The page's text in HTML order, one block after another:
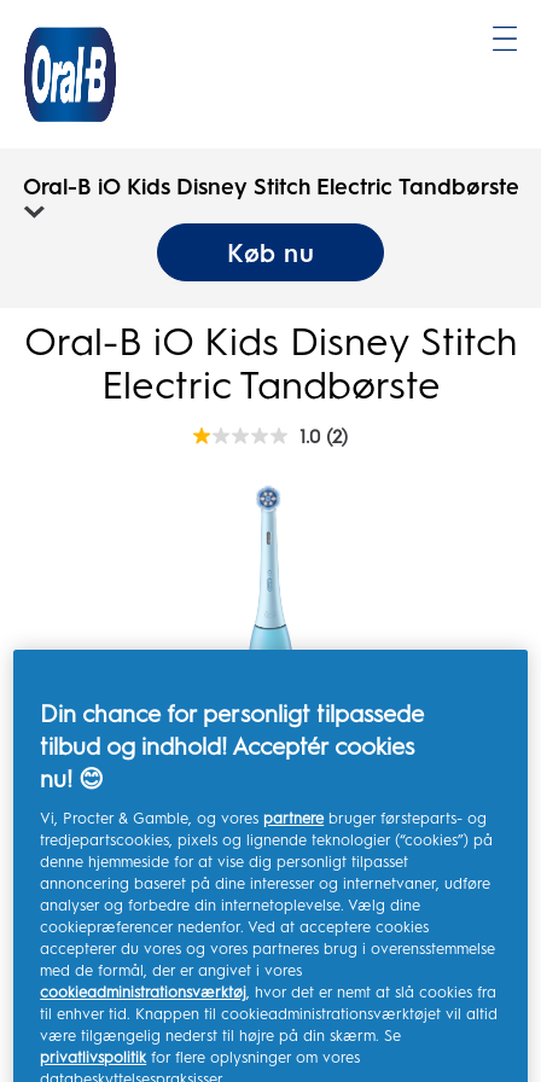
Startside
Oral-B iO Kids Disney Stitch Electric Tandbørste
Køb nu
Oral-B iO Kids Disney Stitch
Electric Tandbørste
1.0 (2)
1.0
Din chance for personligt tilpassede
tilbud og indhold! Acceptér cookies
nu! 😊
Vi, Procter & Gamble, og vorespartnerebruger førsteparts- og
tredjepartscookies, pixels og lignende teknologier (“cookies”) på
denne hjemmeside for at vise dig personligt tilpasset
annoncering baseret på dine interesser og internetvaner, udføre
analyser og forbedre din internetoplevelse. Vælg dine
cookiepræferencer nedenfor. Ved at acceptere cookies
accepterer du vores og vores partneres brug i overensstemmelse
med de formål, der er angivet i vores
cookieadministrationsværktøj , hvor det er nemt at slå cookies fra
til enhver tid. Knappen til cookieadministrationsværktøjet vil altid
være tilgængelig nederst til højre på din skærm. Se
privatlivspolitik for flere oplysninger om vores